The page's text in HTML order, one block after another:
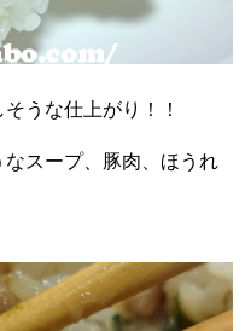
うな仕上がり！！
なスープ、豚肉、ほうれ